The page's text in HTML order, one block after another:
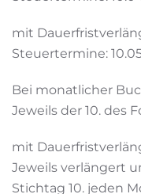
mit
Steuertermine: 10.05.
Bei monatlicher
Jeweils der 10. des
mit
Jeweils verlängert
Stichtag 10. jeden